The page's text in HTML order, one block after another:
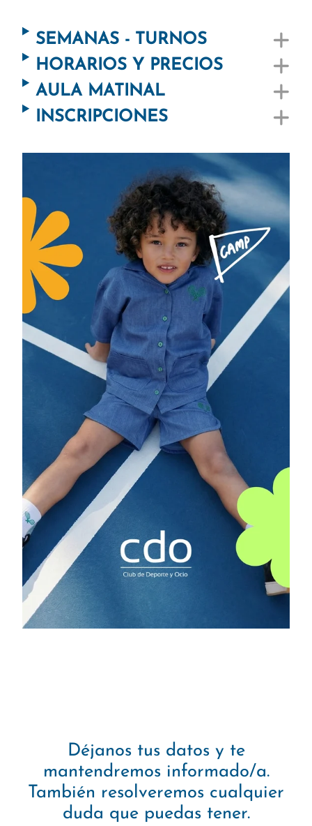
SEMANAS - TURNOS
HORARIOS Y PRECIOS
AULA MATINAL
INSCRIPCIONES
Déjanos tus datos y te
mantendremos informado/a.
También resolveremos cualquier
duda que puedas tener.